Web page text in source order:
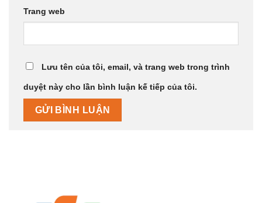
Trang web
Lưu tên của tôi, email, và trang web trong trình
duyệt này cho lần bình luận kế tiếp của tôi.